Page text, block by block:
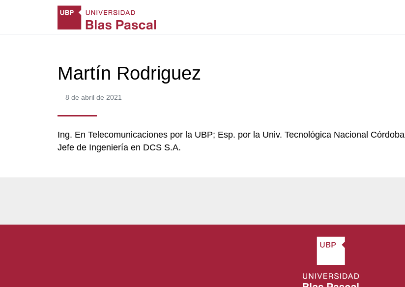
Martín Rodriguez
8 de abril de 2021
Ing. En Telecomunicaciones por la UBP; Esp. por la Univ. Tecnológica Nacional Córdoba |
Jefe de Ingeniería en DCS S.A.